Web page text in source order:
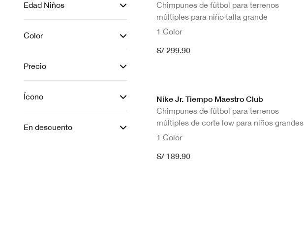
Edad Niños
Color
Precio
Ícono
En descuento
Chimpunes de fútbol para terrenos
múltiples para niño talla grande
1 Color
S/ 299.90
Nike Jr. Tiempo Maestro Club
Chimpunes de fútbol para terrenos
múltiples de corte low para niños grandes
1 Color
S/ 189.90